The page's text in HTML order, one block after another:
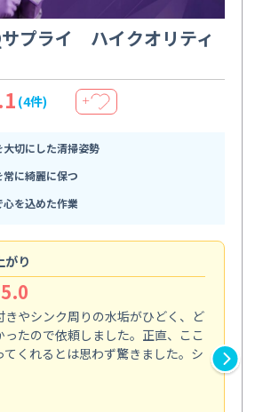
プライ ハイクオリティ
(4件) ＋
大切にした清掃姿勢
常に綺麗に保つ
心を込めた作業
がり
5.0
きやシンク周りの水垢がひどく、ど
ったので依頼しました。正直、ここ
てくれるとは思わず驚きました。シ